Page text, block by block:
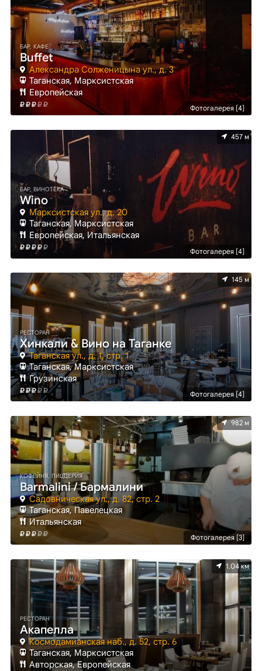
Фотогалерея [4]
БАР, КАФЕ
Buffet
Александра Солженицына ул., д. 3
Таганская, Марксистская
Европейская
Фотогалерея [4]
457 м
БАР, ВИНОТЕКА
Wino
Марксистская ул., д. 20
Таганская, Марксистская
Европейская, Итальянская
Фотогалерея [4]
145 м
РЕСТОРАН
Хинкали & Вино на Таганке
Таганская ул., д. 1, стр. 1
Таганская, Марксистская
Грузинская
Фотогалерея [3]
982 м
КОФЕЙНЯ, ПИЦЦЕРИЯ
Barmalini / Бармалини
Садовническая ул., д. 82, стр. 2
Таганская, Павелецкая
Итальянская
1.04 км
РЕСТОРАН
Акапелла
Космодамианская наб., д. 52, стр. 6
Таганская, Марксистская
Авторская, Европейская